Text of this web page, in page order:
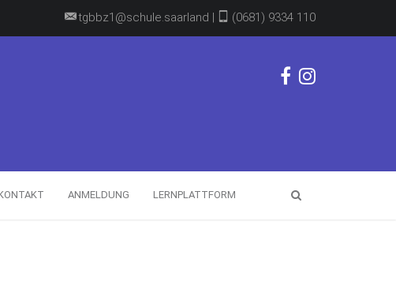
tgbbz1@schule.saarland | (0681) 9334 110
ANMELDUNG LERNPLATTFORM